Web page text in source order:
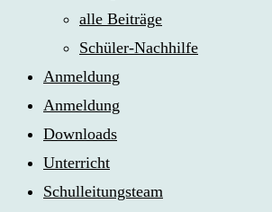
alle Beiträge
Schüler-Nachhilfe
Anmeldung
Anmeldung
Downloads
Unterricht
Schulleitungsteam